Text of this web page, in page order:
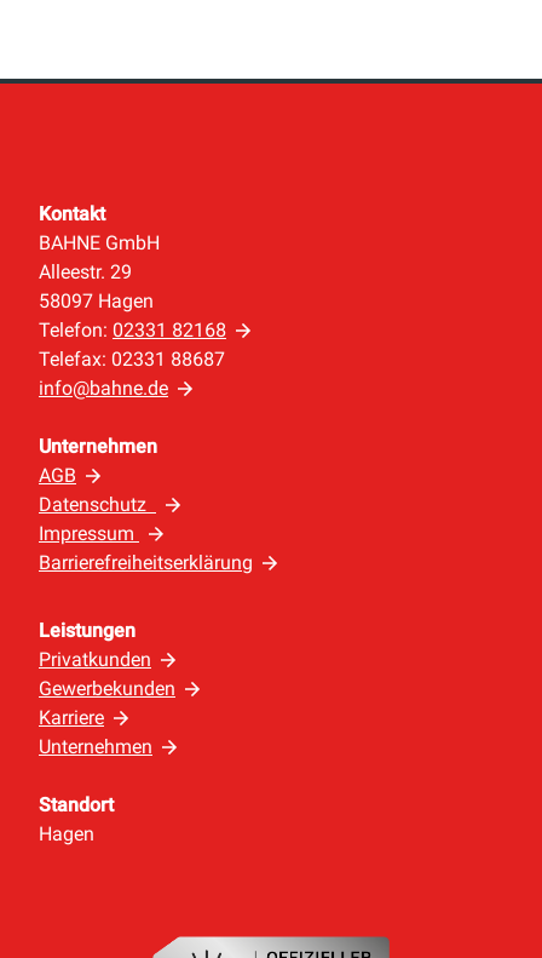
Kontakt
BAHNE GmbH
Alleestr. 29
58097 Hagen
Telefon: 02331 82168
Telefax: 02331 88687
info@bahne.de
Unternehmen
AGB
Datenschutz
Impressum
Barrierefreiheitserklärung
Leistungen
Privatkunden
Gewerbekunden
Karriere
Unternehmen
Standort
Hagen